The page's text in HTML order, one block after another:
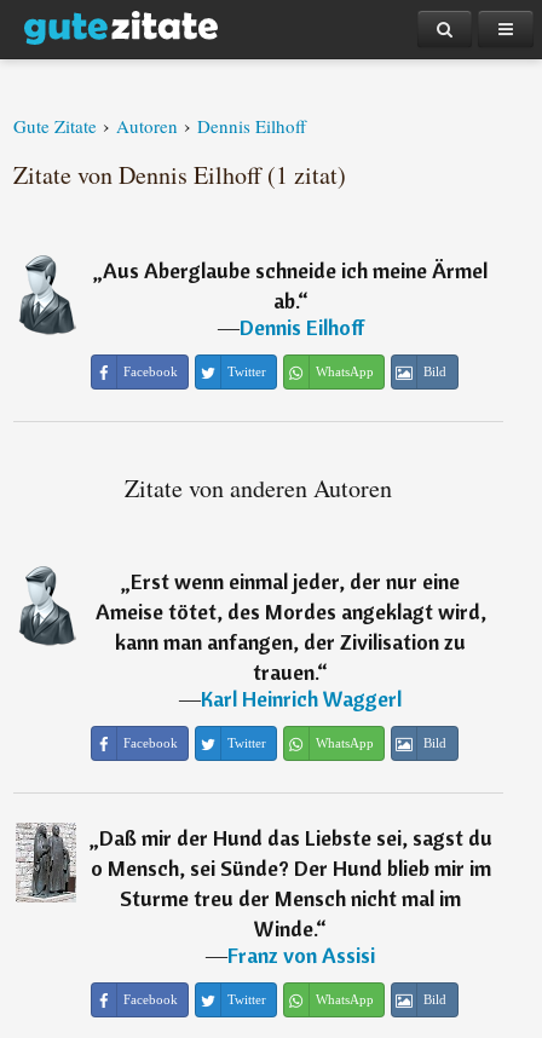
Gute Zitate › Autoren › Dennis Eilhoff
Zitate von Dennis Eilhoff (1 zitat)
„Aus Aberglaube schneide ich meine Ärmel
ab.“
―Dennis Eilhoff
Facebook Twitter WhatsApp Bild
Zitate von anderen Autoren
„Erst wenn einmal jeder, der nur eine
Ameise tötet, des Mordes angeklagt wird,
kann man anfangen, der Zivilisation zu
trauen.“
―Karl Heinrich Waggerl
Facebook Twitter WhatsApp Bild
„Daß mir der Hund das Liebste sei, sagst du
o Mensch, sei Sünde? Der Hund blieb mir im
Sturme treu der Mensch nicht mal im
Winde.“
―Franz von Assisi
Facebook Twitter WhatsApp Bild